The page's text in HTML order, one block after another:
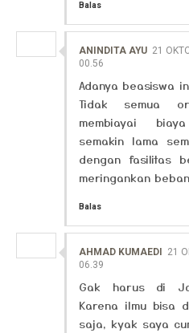
Balas
ANINDITA AYU 21
00.56
Adanya beasiswa
Tidak semua
membiayai
semakin lama
dengan fasilitas
meringankan
Balas
AHMAD KUMAEDI
21
06.39
Gak harus di
Karena ilmu bisa
saja, kyak saya